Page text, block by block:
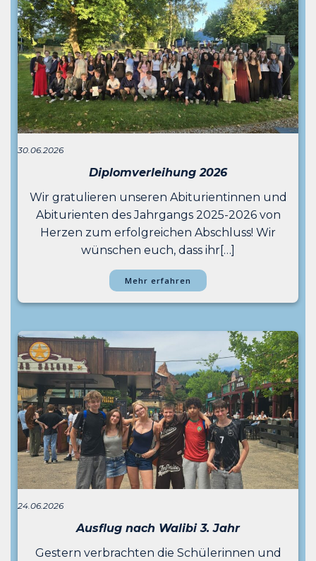
30.06.2026
Diplomverleihung 2026
Wir gratulieren unseren Abiturientinnen und
Abiturienten des Jahrgangs 2025-2026 von
Herzen zum erfolgreichen Abschluss! Wir
wünschen euch, dass ihr[…]
Mehr erfahren
24.06.2026
Ausflug nach Walibi 3. Jahr
Gestern verbrachten die Schülerinnen und